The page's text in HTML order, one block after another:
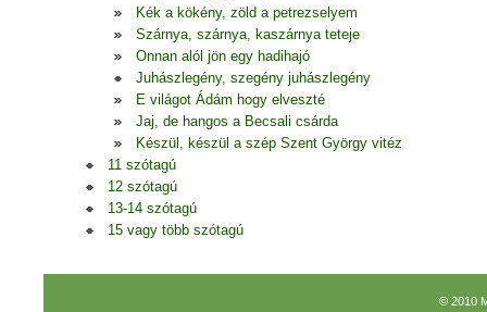
Kék a kökény, zöld a petrezselyem
Szárnya, szárnya, kaszárnya teteje
Onnan alól jön egy hadihajó
Juhászlegény, szegény juhászlegény
E világot Ádám hogy elveszté
Jaj, de hangos a Becsali csárda
Készül, készül a szép Szent György vitéz
11 szótagú
12 szótagú
13-14 szótagú
15 vagy több szótagú
© 2010